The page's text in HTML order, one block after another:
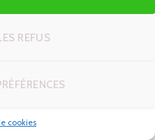
REFUS
cookies